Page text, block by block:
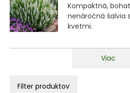
Kompaktná,
nenáročná šalvia
kvetmi.
Viac
Filter produktov